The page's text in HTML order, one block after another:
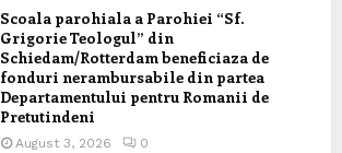
Scoala parohiala a Parohiei “Sf.
Grigorie Teologul” din
Schiedam/Rotterdam beneficiaza de
fonduri nerambursabile din partea
Departamentului pentru Romanii de
Pretutindeni
August 3, 2026 0